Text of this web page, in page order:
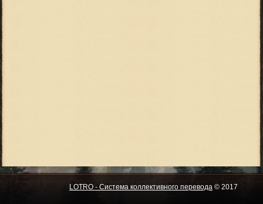
LOTRO - Система коллективного перевода © 2017